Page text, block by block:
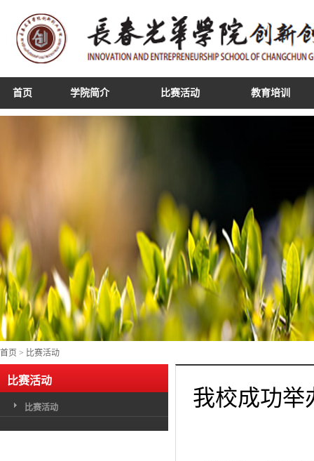
首页 学院简介 比赛活动 教育培训
首页 > 比赛活动
比赛活动
比赛活动 我校成功举